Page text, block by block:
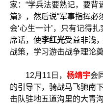
家：“学兵法要熟记，要背
篇》，然后说“军事指挥
会‘心生一计’，只有记得
席话，使李红光受益非浅
战策，学习游击战争理论
12月11日， 杨靖宇会
的引导下，骑战马飞驰南
击队驻地五道沟里的大青